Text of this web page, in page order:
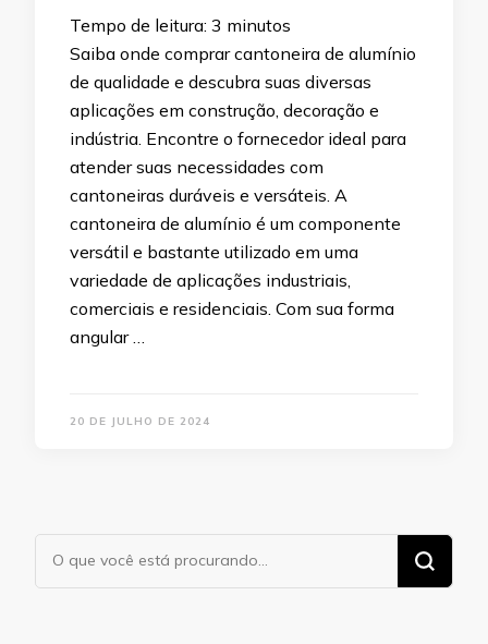
Tempo de leitura: 3 minutos
Saiba onde comprar cantoneira de alumínio
de qualidade e descubra suas diversas
aplicações em construção, decoração e
indústria. Encontre o fornecedor ideal para
atender suas necessidades com
cantoneiras duráveis e versáteis. A
cantoneira de alumínio é um componente
versátil e bastante utilizado em uma
variedade de aplicações industriais,
comerciais e residenciais. Com sua forma
angular …
20 DE JULHO DE 2024
Procurando
algo?